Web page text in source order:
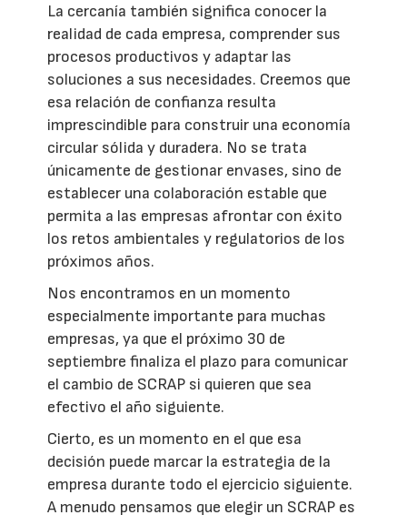
La cercanía también significa conocer la
realidad de cada empresa, comprender sus
procesos productivos y adaptar las
soluciones a sus necesidades. Creemos que
esa relación de confianza resulta
imprescindible para construir una economía
circular sólida y duradera. No se trata
únicamente de gestionar envases, sino de
establecer una colaboración estable que
permita a las empresas afrontar con éxito
los retos ambientales y regulatorios de los
próximos años.
Nos encontramos en un momento
especialmente importante para muchas
empresas, ya que el próximo 30 de
septiembre finaliza el plazo para comunicar
el cambio de SCRAP si quieren que sea
efectivo el año siguiente.
Cierto, es un momento en el que esa
decisión puede marcar la estrategia de la
empresa durante todo el ejercicio siguiente.
A menudo pensamos que elegir un SCRAP es